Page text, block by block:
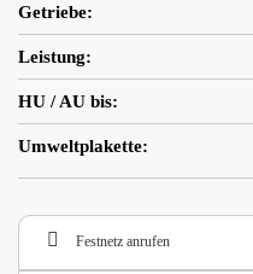
Getriebe:
Leistung:
HU / AU bis:
Umweltplakette:
Festnetz anrufen